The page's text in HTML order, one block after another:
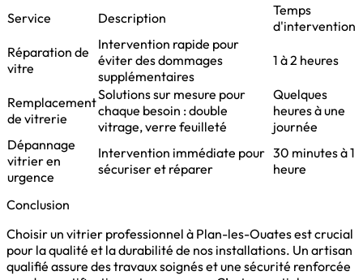
Service Description
Temps
d'intervention
Réparation de
vitre
Intervention rapide pour
éviter des dommages
supplémentaires
1 à 2 heures
Remplacement
de vitrerie
Solutions sur mesure pour
chaque besoin : double
vitrage, verre feuilleté
Quelques
heures à une
journée
Dépannage
vitrier en
urgence
Intervention immédiate pour
sécuriser et réparer
30 minutes à 1
heure
Conclusion
Choisir un vitrier professionnel à Plan-les-Ouates est crucial
pour la qualité et la durabilité de nos installations. Un artisan
qualifié assure des travaux soignés et une sécurité renforcée